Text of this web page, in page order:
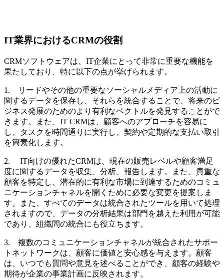
IT業界におけるCRMの役割
CRMソフトウェアは、IT企業にとって非常に重要な機能を
果たしており、特に以下の点が挙げられます。
1. リードやその他の重要なソーシャルメディア上の活動に
関するデータを保存し、それらを統合することで、将来のビ
ジネス発展のためのより有利なベクトルを発見することがで
きます。また、IT CRMは、顧客へのアプローチを容易に
し、タスクを時間通りに実行し、契約や定期的な支払い取引
を簡素化します。
2. IT向けの優れたCRMは、現在の販売レベルや顧客満足
度に関するデータを収集、分析、報告します。また、貴重な
顧客を特定し、潜在的に有利な市場に到達するためのコミュ
ニケーションチャネルを開くために必要な変更を提案しま
す。また、すべてのデータは統合されたツールを用いて処理
されますので、データの分析結果は部門を越えた利用が可能
であり、組織間の統合にも役立ちます。
3. 複数のコミュニケーションチャネルが統合されたサポー
トネットワークは、顧客に価値と安心感を与えます。顧客
は、いつでも質問や意見を述べることができ、顧客の経験や
期待が企業の事業計画に反映されます。